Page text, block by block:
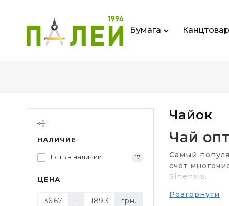
Бумага
НАЛИЧИЕ
Есть в наличии 17
ЦЕНА
- грн.
Чайок
Чай
Самый
счёт
Sinensis.
Какой
Розгорнути